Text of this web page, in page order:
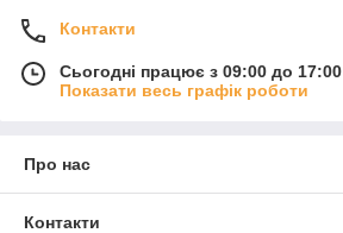
Контакти
Сьогодні працює з 09:00 до 17:00
Показати весь графік роботи
Про нас
Контакти